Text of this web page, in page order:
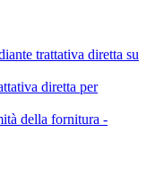
trattativa diretta su
diretta per
della fornitura -